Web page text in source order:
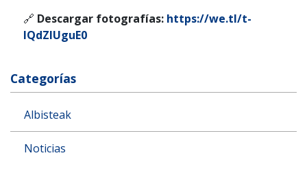
🔗 Descargar fotografías: https://we.tl/t-
lQdZIUguE0
Categorías
Albisteak
Noticias